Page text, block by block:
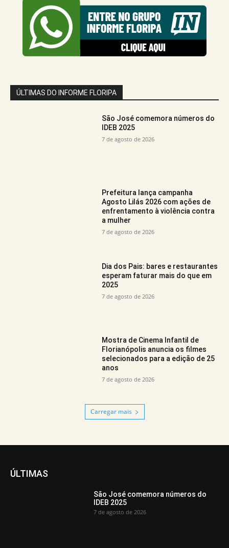
ÚLTIMAS DO INFORME FLORIPA
São José comemora números do
IDEB 2025
7 de agosto de 2026
Prefeitura lança campanha
Agosto Lilás 2026 com ações de
enfrentamento à violência contra
a mulher
7 de agosto de 2026
Dia dos Pais: bares e restaurantes
esperam faturar mais do que em
2025
7 de agosto de 2026
Mostra de Cinema Infantil de
Florianópolis anuncia os filmes
selecionados para a edição de 25
anos
7 de agosto de 2026
Carregar mais
ÚLTIMAS
São José comemora números do
IDEB 2025
7 de agosto de 2026